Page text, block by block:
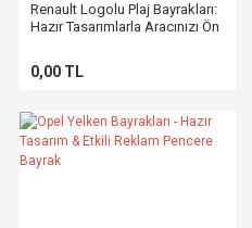
Renault Logolu Plaj Bayrakları:
Hazır Tasarımlarla Aracınızı Ön
0,00 TL